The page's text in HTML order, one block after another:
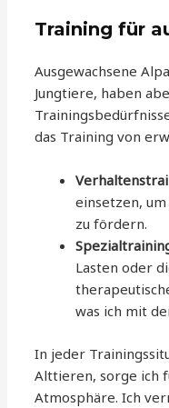
Training für
Ausgewachsene
Jungtiere, haben
das Training von
einsetzen,
zu fördern.
Lasten oder
was ich mit
In jeder
Alttieren, sorge ich
Atmosphäre. Ich